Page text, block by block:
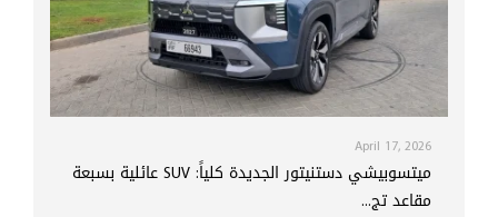
April 17, 2026
ميتسوبيشي دستنيتور الجديدة كلياً: SUV عائلية بسبعة
مقاعد تج...